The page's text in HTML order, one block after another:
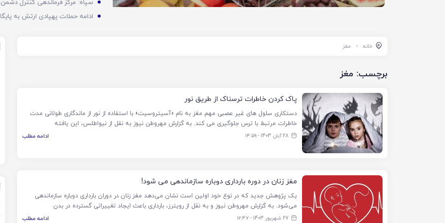
خانه مغز
برچسب: مغز
پاک کردن خاطرات ترسناک از طریق نور
دستکاری سلول های غیر عصبی مهم مغز به نام «آسیتروسیت» با استفاده از نور از ماندگاری طولانی مدت
خاطرات مرتبط با ترس جلوگیری می کند. به گزارش مهروطن نیوز به نقل از نیواطلس، این یافته
28 آبان 1403 - ۱۴:۵۹ ادامه مطلب
مغز زنان در دوره بارداری دوباره سازماندهی می شود!
یک پژوهش جدید که در نوع خود اولین است نشان می‌دهد مغز زنان در دوران بارداری دوباره سازماندهی
می‌شود. به گزارش مهروطن نیوز و به نقل از رویترز، بارداری باعث ایجاد تغییراتی گسترده در بدن
27 شهریور 1403 - ۱۲:۴۷ ادامه مطلب